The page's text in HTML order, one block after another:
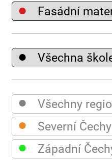
● Fasádní
● Všechna
● Všechny
● Severní Čechy
● Západní